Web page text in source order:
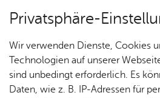
Ar­chiv
Privatsphäre-
Wir verwenden Dienste, Cookies
Technologien auf unserer
sind unbedingt erforderlich. Es
Daten, wie z. B. IP-Adressen für